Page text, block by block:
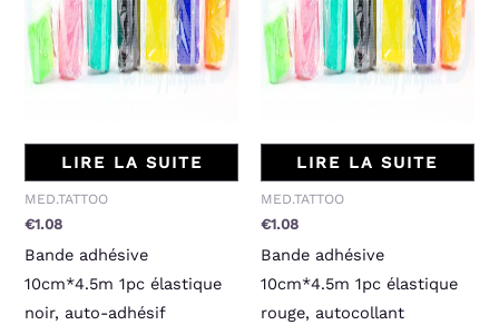
LIRE LA SUITE
MED.TATTOO
€1.08
Bande adhésive
10cm*4.5m 1pc élastique
noir, auto-adhésif
LIRE LA SUITE
MED.TATTOO
€1.08
Bande adhésive
10cm*4.5m 1pc élastique
rouge, autocollant